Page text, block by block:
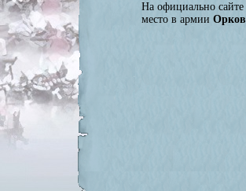
На официально сайте
место в армии Орков